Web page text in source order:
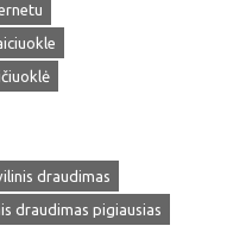
draudimas
draudimas pigiausias